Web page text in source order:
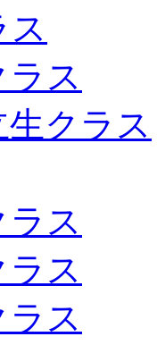
ス
ス
生クラス
ス
ス
ラス